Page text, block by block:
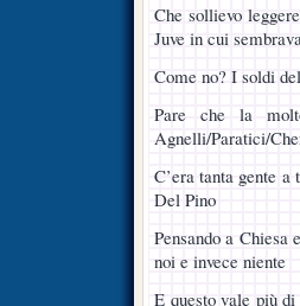
Che sollievo
Juve in cui
Come no? I soldi
Pare che la
Agnelli/Paratici/
C’era tanta gente
Del Pino
Pensando a
noi e invece niente
E questo vale più